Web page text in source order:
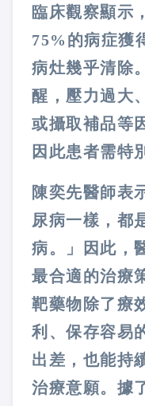
臨床觀察顯示
75%的病症獲
病灶幾乎清除
醒，壓力過大
或攝取補品等
因此患者需特
陳奕先醫師表
尿病一樣，都
病。」因此，
最合適的治療
靶藥物除了療
利、保存容易
出差，也能持
治療意願。據